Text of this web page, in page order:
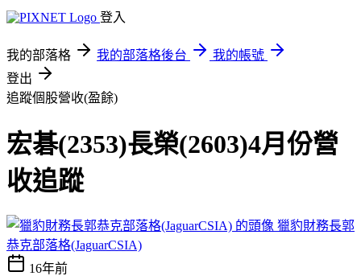
登入
我的部落格 我的部落格後台
我的帳號
登出
追蹤個股營收(盈餘)
宏碁(2353)長榮(2603)4月份營
收追蹤
獵豹財務長郭
恭克部落格(JaguarCSIA)
16年前